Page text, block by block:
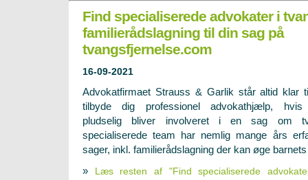
Find specialiserede advokater i
familierådslagning til din sag på
tvangsfjernelse.com
16-09-2021
Advokatfirmaet Strauss & Garlik står altid klar
tilbyde dig professionel advokathjælp,
pludselig bliver involveret i en sag om
specialiserede team har nemlig mange års
sager, inkl. familierådslagning der kan øge
»
Læs resten af "Find specialiserede